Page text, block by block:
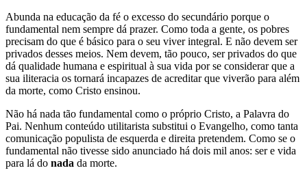
Abunda na educação da fé o excesso do secundário porque o
fundamental nem sempre dá prazer. Como toda a gente, os pobres
precisam do que é básico para o seu viver integral. E não devem ser
privados desses meios. Nem devem, tão pouco, ser privados do que
dá qualidade humana e espiritual à sua vida por se considerar que a
sua iliteracia os tornará incapazes de acreditar que viverão para além
da morte, como Cristo ensinou.
Não há nada tão fundamental como o próprio Cristo, a Palavra do
Pai. Nenhum conteúdo utilitarista substitui o Evangelho, como tanta
comunicação populista de esquerda e direita pretendem. Como se o
fundamental não tivesse sido anunciado há dois mil anos: ser e vida
para lá do nada da morte.